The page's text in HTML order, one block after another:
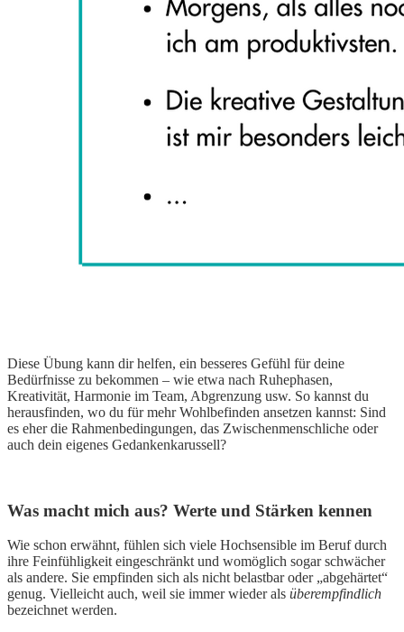
Diese Übung kann dir helfen, ein besseres Gefühl für deine
Bedürfnisse zu bekommen – wie etwa nach Ruhephasen,
Kreativität, Harmonie im Team, Abgrenzung usw. So kannst du
herausfinden, wo du für mehr Wohlbefinden ansetzen kannst: Sind
es eher die Rahmenbedingungen, das Zwischenmenschliche oder
auch dein eigenes Gedankenkarussell?
Was macht mich aus? Werte und Stärken kennen
Wie schon erwähnt, fühlen sich viele Hochsensible im Beruf durch
ihre Feinfühligkeit eingeschränkt und womöglich sogar schwächer
als andere. Sie empfinden sich als nicht belastbar oder „abgehärtet“
genug. Vielleicht auch, weil sie immer wieder als überempfindlich
bezeichnet werden.